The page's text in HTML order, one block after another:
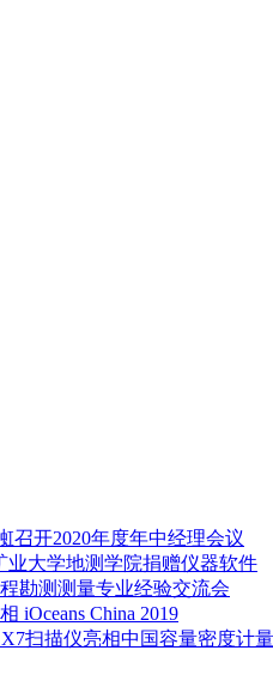
召开2020年度年中经理会议
业大学地测学院捐赠仪器软件
勘测测量专业经验交流会
iOceans China 2019
扫描仪亮相中国容量密度计